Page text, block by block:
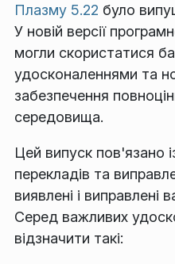
Плазму 5.22 було
У новій версії
могли скористатися
удосконаленнями та
забезпечення
середовища.
Цей випуск пов'язано
перекладів та
виявлені і виправлені
Серед важливих
відзначити такі: